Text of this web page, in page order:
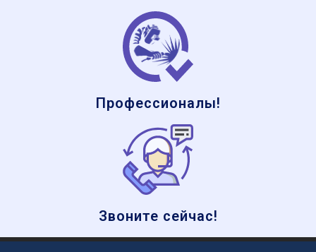
Профессионалы!
Звоните сейчас!